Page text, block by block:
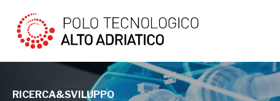
RICERCA&SVILUPPO